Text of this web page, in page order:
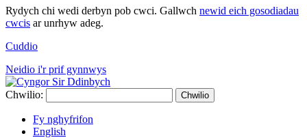
Rydych chi wedi derbyn pob cwci. Gallwch newid eich gosodiadau
cwcis ar unrhyw adeg.
Cuddio
Neidio i'r prif gynnwys
Chwilio: Chwilio
Fy nghyfrifon
English